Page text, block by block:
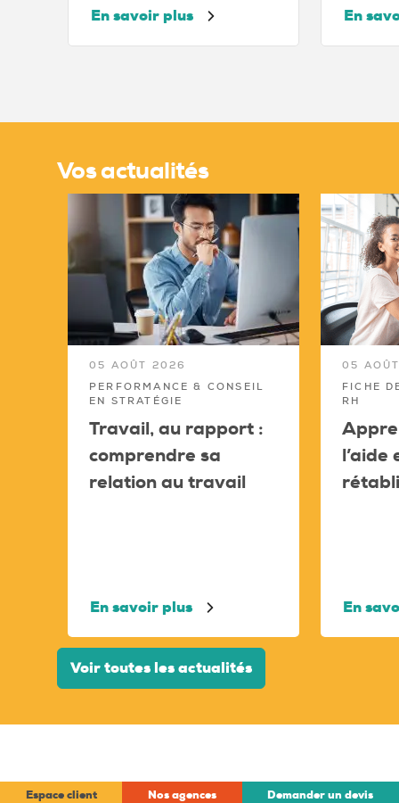
En savoir plus En
Vos actualités
05 AOÛT 2026
PERFORMANCE & CONSEIL
EN STRATÉGIE
Travail, au rapport :
comprendre sa
relation au travail
En savoir plus
05
FICHE
RH
l’aide
En
Voir toutes les actualités
Espace client Nos agences Demander un devis